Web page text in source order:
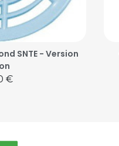
SNTE - Version
€